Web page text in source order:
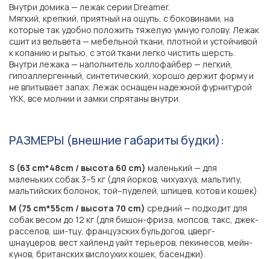
Внутри домика — лежак серии Dreamer.
Мягкий, крепкий, приятный на ощупь, с боковинами, на
которые так удобно положить тяжелую умную голову. Лежак
сшит из вельвета — мебельной ткани, плотной и устойчивой
к копанию и рытью, с этой ткани легко чистить шерсть.
Внутри лежака — наполнитель холлофайбер — легкий,
гипоаллергенный, синтетический, хорошо держит форму и
не впитывает запах. Лежак оснащен надежной фурнитурой
YKK, все молнии и замки спрятаны внутри.
РАЗМЕРЫ (внешние габариты будки):
S (63 cm*48cm / высота 60 cm) маленький — для
маленьких собак 3–5 кг (для йорков, чихуахуа, мальтипу,
мальтийских болонок, той–пуделей, шпицев, котов и кошек)
M (75 cm*55cm / высота 70 cm) средний — подходит для
собак весом до 12 кг (для бишон-фриза, мопсов, такс, джек-
расселов, ши-тцу, французских бульдогов, цверг-
шнауцеров, вест хайленд уайт терьеров, пекинесов, мейн-
кунов, британских вислоухих кошек, басенджи).